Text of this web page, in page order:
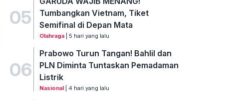
05
Tumbangkan Vietnam, Tiket
Semifinal di Depan Mata
Olahraga | 5 hari yang lalu
06
Prabowo Turun Tangan! Bahlil dan
PLN Diminta Tuntaskan Pemadaman
Listrik
Nasional | 4 hari yang lalu